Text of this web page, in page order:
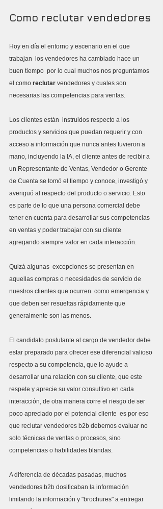
Como reclutar vendedores
Hoy en día el entorno y escenario en el que
trabajan  los vendedores ha cambiado hace un
buen tiempo  por lo cual muchos nos preguntamos
el como reclutar vendedores y cuales son
necesarias las competencias para ventas.
Los clientes están  instruidos respecto a los
productos y servicios que puedan requerir y con
acceso a información que nunca antes tuvieron a
mano, incluyendo la IA, el cliente antes de recibir a
un Representante de Ventas, Vendedor o Gerente
de Cuenta se tomó el tiempo y conoce, investigó y
averiguó al respecto del producto o servicio. Esto
es parte de lo que una persona comercial debe
tener en cuenta para desarrollar sus competencias
en ventas y poder trabajar con su cliente
agregando siempre valor en cada interacción.
Quizá algunas  excepciones se presentan en
aquellas compras o necesidades de servicio de
nuestros clientes que ocurren  como emergencia y
que deben ser resueltas rápidamente que
generalmente son las menos.
El candidato postulante al cargo de vendedor debe
estar preparado para ofrecer ese diferencial valioso
respecto a su competencia, que lo ayude a
desarrollar una relación con su cliente, que este
respete y aprecie su valor consultivo en cada
interacción, de otra manera corre el riesgo de ser
poco apreciado por el potencial cliente  es por eso
que reclutar vendedores b2b debemos evaluar no
solo técnicas de ventas o procesos, sino
competencias o habilidades blandas.
A diferencia de décadas pasadas, muchos
vendedores b2b dosificaban la información
limitando la información y "brochures" a entregar